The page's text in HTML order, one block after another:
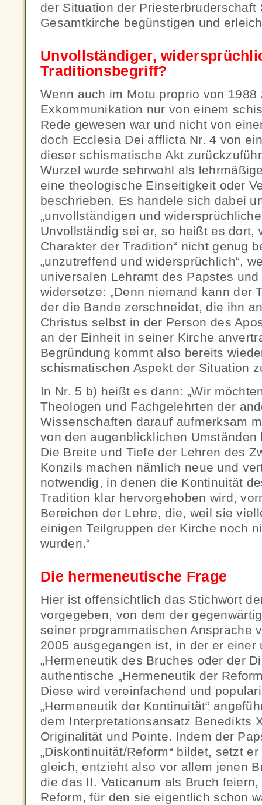
der Situation der Priesterbruderschaft
Gesamtkirche begünstigen und
Unvollständiger,
Traditionsbegriff?
Wenn auch im Motu proprio von 1988
Exkommunikation nur von einem
Rede gewesen war und nicht von
doch Ecclesia Dei afflicta Nr. 4 von
dieser schismatische Akt
Wurzel wurde sehrwohl als
eine theologische Einseitigkeit oder
beschrieben. Es handele sich dabei
„unvollständigen und
Unvollständig sei er, so heißt es dort,
Charakter der Tradition“ nicht genug
„unzutreffend und widersprüchlich“,
universalen Lehramt des Papstes
widersetze: „Denn niemand kann der
der die Bande zerschneidet, die ihn
Christus selbst in der Person des
an der Einheit in seiner Kirche
Begründung kommt also bereits
schismatischen Aspekt der Situation
In Nr. 5 b) heißt es dann: „Wir
Theologen und Fachgelehrten der
Wissenschaften darauf aufmerksam
von den augenblicklichen
Die Breite und Tiefe der Lehren des
Konzils machen nämlich neue und
notwendig, in denen die Kontinuität
Tradition klar hervorgehoben wird,
Bereichen der Lehre, die, weil sie
einigen Teilgruppen der Kirche noch
wurden.“
Die hermeneutische Frage
Hier ist offensichtlich das Stichwort
vorgegeben, von dem der
seiner programmatischen Ansprache
2005 ausgegangen ist, in der er einer
„Hermeneutik des Bruches oder der
authentische „Hermeneutik der
Diese wird vereinfachend und
„Hermeneutik der Kontinuität“
dem Interpretationsansatz Benedikts
Originalität und Pointe. Indem der
„Diskontinuität/Reform“ bildet, setzt
gleich, entzieht also vor allem jenen
die das II. Vaticanum als Bruch
Reform, für den sie eigentlich schon